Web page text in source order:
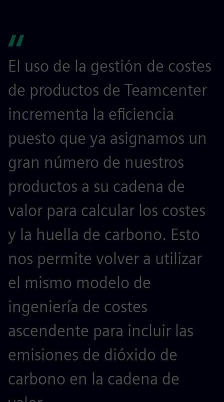
El uso de la gestión de costes
de productos de Teamcenter
incrementa la eficiencia
puesto que ya asignamos un
gran número de nuestros
productos a su cadena de
valor para calcular los costes
y la huella de carbono. Esto
nos permite volver a utilizar
el mismo modelo de
ingeniería de costes
ascendente para incluir las
emisiones de dióxido de
carbono en la cadena de